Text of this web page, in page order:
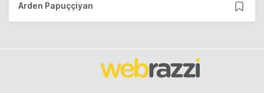
Arden Papuççiyan